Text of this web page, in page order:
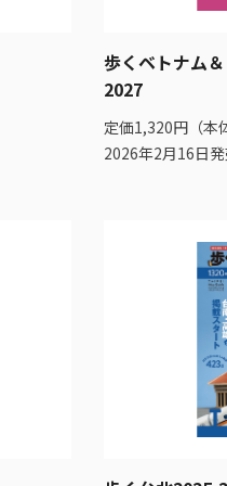
歩くベトナム
2027
定価1,320円（本
2026年2月16日